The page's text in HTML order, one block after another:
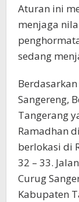
Aturan ini
menjaga
sedang
Sangereng,
Tangerang
Ramadhan
berlokasi di
32 – 33.
Curug
Kabupaten